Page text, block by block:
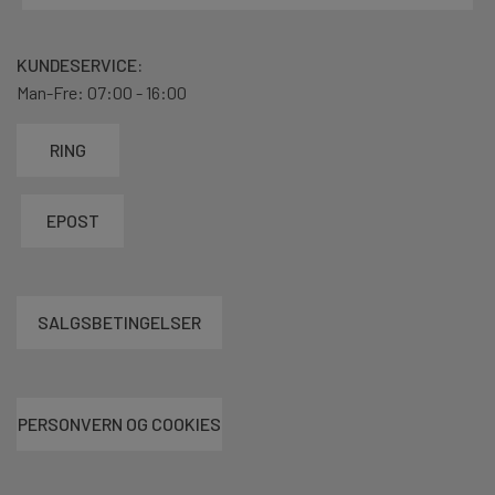
KUNDESERVICE:
Man-Fre: 07:00 - 16:00
RING
EPOST
SALGSBETINGELSER
PERSONVERN OG COOKIES